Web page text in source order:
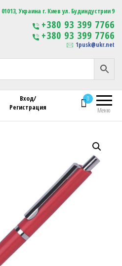
Компания Изготовление
сувенирной продукции
с логотипом
01013, Украина г. Киев ул. Будиндустрии 9
+380 93 399 7766
+380 93 399 7766
1pusk@ukr.net
Меню
0
Вход/
Регистрация